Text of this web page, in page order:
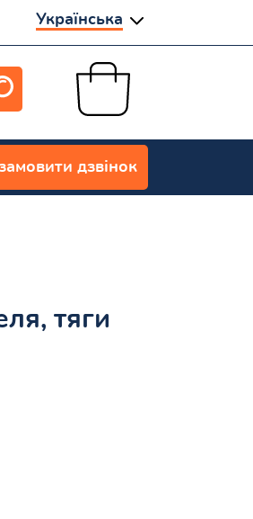
Українська
дзвінок
тяги